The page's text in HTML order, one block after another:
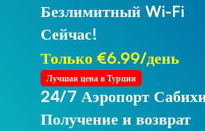
Безлимитный Wi-Fi
Сейчас!
Только €6.99/день
Лучшая цена в Турции
24/7 Аэропорт
Получение и возврат
24/7 Аэропорт
Получение и возврат